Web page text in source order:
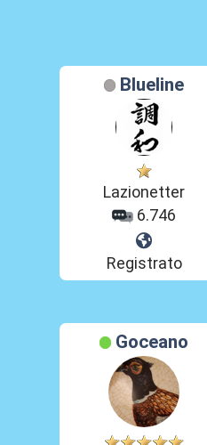
Blueline
Lazionetter
6.746
Registrato
Goceano